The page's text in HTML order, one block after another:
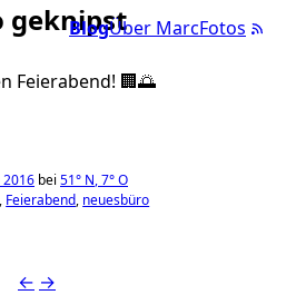
BlogÜber MarcFotos
geknipst
Feierabend! 🏢🌅
2016 bei 51° N,7°O
Feierabend neuesbüro
← →